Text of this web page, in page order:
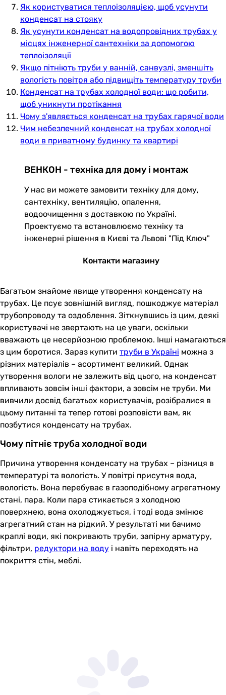
Як користуватися теплоізоляцією, щоб усунути
конденсат на стояку
Як усунути конденсат на водопровідних трубах у
місцях інженерної сантехніки за допомогою
теплоізоляції
Якщо пітніють труби у ванній, санвузлі, зменшіть
вологість повітря або підвищіть температуру труби
Конденсат на трубах холодної води: що робити,
щоб уникнути протікання
Чому з'являється конденсат на трубах гарячої води
Чим небезпечний конденсат на трубах холодної
води в приватному будинку та квартирі
ВЕНКОН - техніка для дому і монтаж
У нас ви можете замовити техніку для дому,
сантехніку, вентиляцію, опалення,
водоочищення з доставкою по Україні.
Проектуємо та встановлюємо техніку та
інженерні рішення в Києві та Львові "Під Ключ"
Контакти магазину
Багатьом знайоме явище утворення конденсату на
трубах. Це псує зовнішній вигляд, пошкоджує матеріал
трубопроводу та оздоблення. Зіткнувшись із цим, деякі
користувачі не звертають на це уваги, оскільки
вважають це несерйозною проблемою. Інші намагаються
з цим боротися. Зараз купити труби в Україні можна з
різних матеріалів – асортимент великий. Однак
утворення вологи не залежить від цього, на конденсат
впливають зовсім інші фактори, а зовсім не труби. Ми
вивчили досвід багатьох користувачів, розібралися в
цьому питанні та тепер готові розповісти вам, як
позбутися конденсату на трубах.
Чому пітніє труба холодної води
Причина утворення конденсату на трубах – різниця в
температурі та вологість. У повітрі присутня вода,
вологість. Вона перебуває в газоподібному агрегатному
стані, пара. Коли пара стикається з холодною
поверхнею, вона охолоджується, і тоді вода змінює
агрегатний стан на рідкий. У результаті ми бачимо
краплі води, які покривають труби, запірну арматуру,
фільтри, редуктори на воду і навіть переходять на
покриття стін, меблі.